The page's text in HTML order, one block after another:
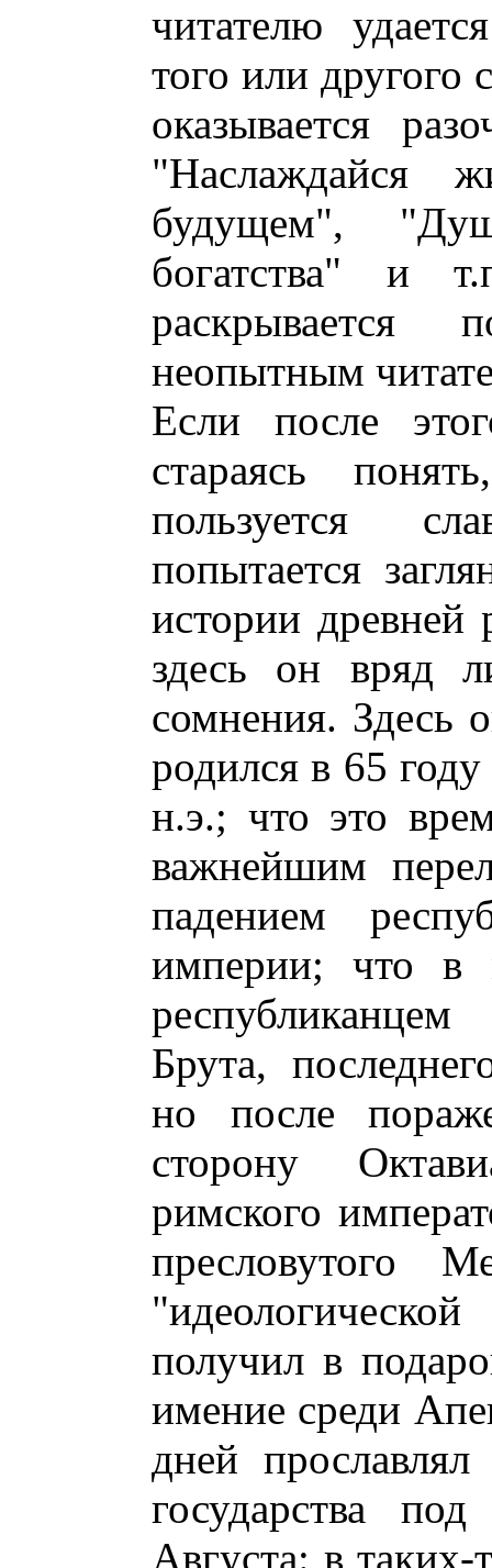
читателю
того или другого
оказывается
будущем",
богатства" и
раскрывается
неопытным
Если после
стараясь
пользуется
попытается
истории древней
здесь он вряд
сомнения. Здесь
родился в 65
н.э.; что это
важнейшим
падением
империи; что в
Брута,
но после
сторону
римского
пресловутого
получил в
имение среди
дней
государства
Августа: в таких-